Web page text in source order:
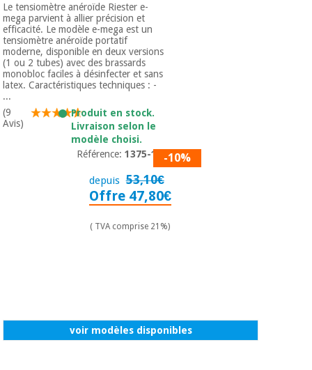
Le tensiomètre anéroïde Riester e-
mega parvient à allier précision et
efficacité. Le modèle e-mega est un
tensiomètre anéroïde portatif
moderne, disponible en deux versions
(1 ou 2 tubes) avec des brassards
monobloc faciles à désinfecter et sans
latex. Caractéristiques techniques : -
...
(9
Avis)
Produit en stock.
Livraison selon le
modèle choisi.
Référence:1375-150-10%
depuis 53,10€
Offre 47,80€
( TVA comprise 21%)
voir modèles disponibles